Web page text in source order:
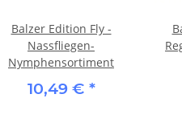
Balzer Edition Fly -
Nassfliegen-
Nymphensortiment
10,49 € *